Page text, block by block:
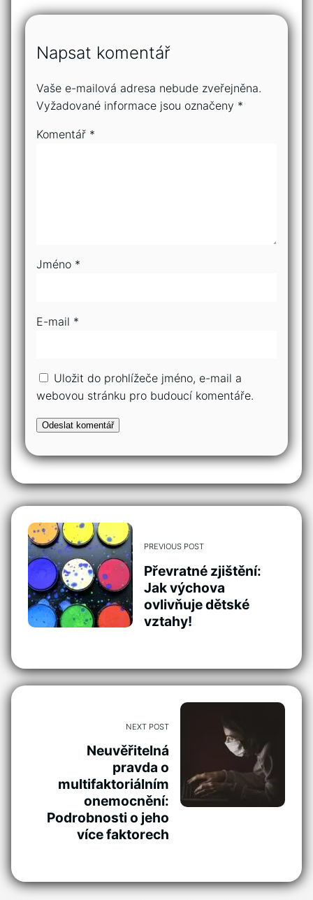
Napsat komentář
Vaše e-mailová adresa nebude zveřejněna.
Vyžadované informace jsou označeny *
Komentář *
Jméno *
E-mail *
Uložit do prohlížeče jméno, e-mail a
webovou stránku pro budoucí komentáře.
PREVIOUS POST
Převratné zjištění:
Jak výchova
ovlivňuje dětské
vztahy!
NEXT POST
Neuvěřitelná
pravda o
multifaktoriálním
onemocnění:
Podrobnosti o jeho
více faktorech